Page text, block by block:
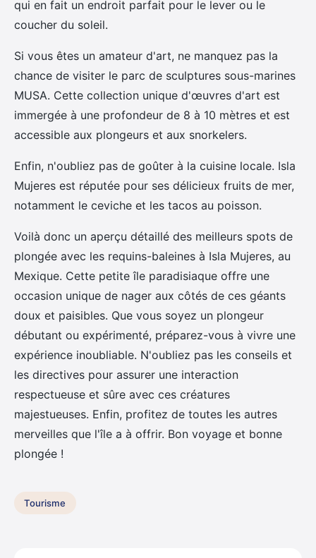
qui en fait un endroit parfait pour le lever ou le
coucher du soleil.
Si vous êtes un amateur d'art, ne manquez pas la
chance de visiter le parc de sculptures sous-marines
MUSA. Cette collection unique d'œuvres d'art est
immergée à une profondeur de 8 à 10 mètres et est
accessible aux plongeurs et aux snorkelers.
Enfin, n'oubliez pas de goûter à la cuisine locale. Isla
Mujeres est réputée pour ses délicieux fruits de mer,
notamment le ceviche et les tacos au poisson.
Voilà donc un aperçu détaillé des meilleurs spots de
plongée avec les requins-baleines à Isla Mujeres, au
Mexique. Cette petite île paradisiaque offre une
occasion unique de nager aux côtés de ces géants
doux et paisibles. Que vous soyez un plongeur
débutant ou expérimenté, préparez-vous à vivre une
expérience inoubliable. N'oubliez pas les conseils et
les directives pour assurer une interaction
respectueuse et sûre avec ces créatures
majestueuses. Enfin, profitez de toutes les autres
merveilles que l'île a à offrir. Bon voyage et bonne
plongée !
Tourisme